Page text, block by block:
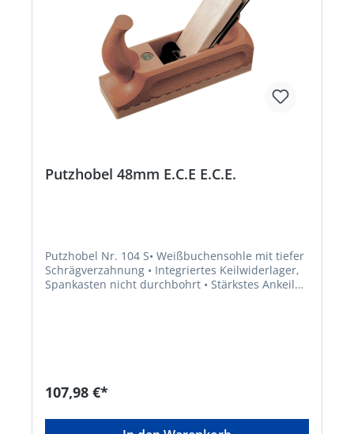
Putzhobel 48mm E.C.E E.C.E.
Putzhobel Nr. 104 S• Weißbuchensohle mit tiefer
Schrägverzahnung • Integriertes Keilwiderlager,
Spankasten nicht durchbohrt • Stärkstes Ankeilen
107,98 €*